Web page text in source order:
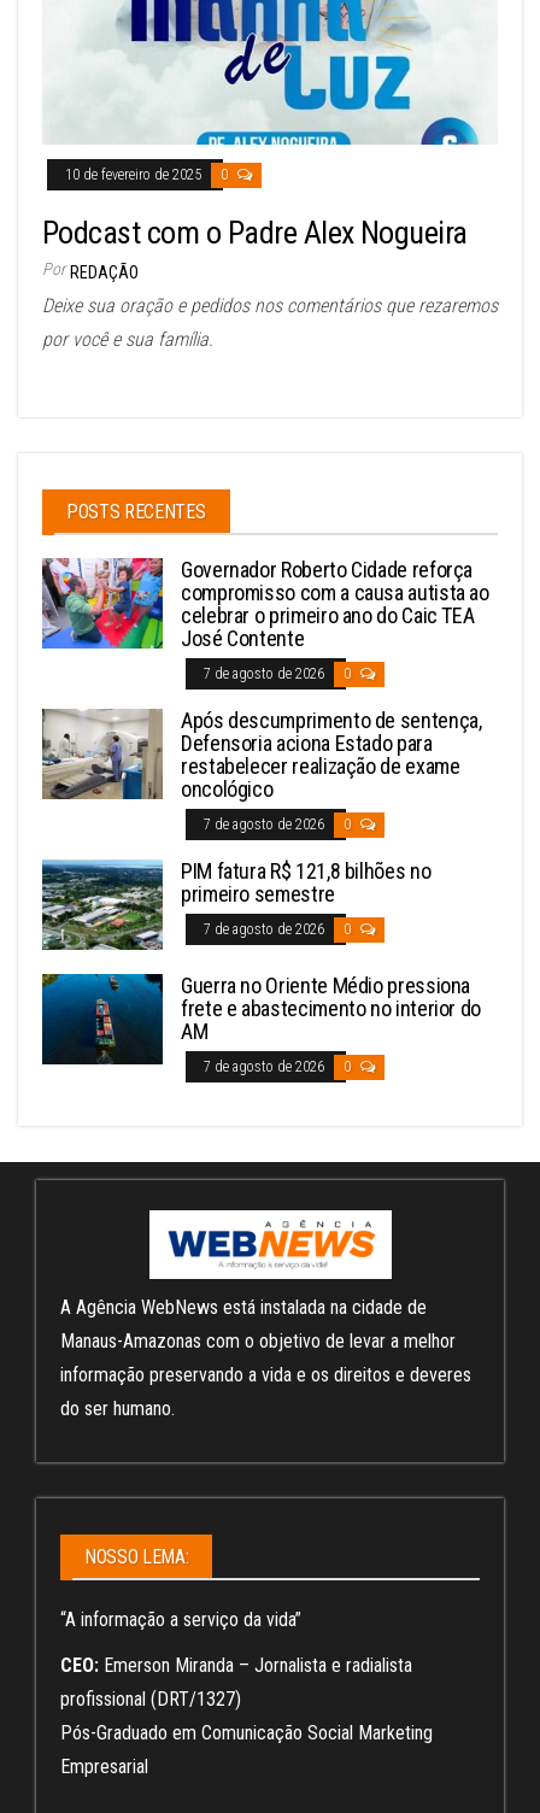
10 de fevereiro de 2025 0
Podcast com o Padre Alex Nogueira
Por REDAÇÃO
Deixe sua oração e pedidos nos comentários que rezaremos
por você e sua família.
POSTS RECENTES
Governador Roberto Cidade reforça
compromisso com a causa autista ao
celebrar o primeiro ano do Caic TEA
José Contente
7 de agosto de 2026 0
Após descumprimento de sentença,
Defensoria aciona Estado para
restabelecer realização de exame
oncológico
7 de agosto de 2026 0
PIM fatura R$ 121,8 bilhões no
primeiro semestre
7 de agosto de 2026 0
Guerra no Oriente Médio pressiona
frete e abastecimento no interior do
AM
7 de agosto de 2026 0
A Agência WebNews está instalada na cidade de
Manaus-Amazonas com o objetivo de levar a melhor
informação preservando a vida e os direitos e deveres
do ser humano.
NOSSO LEMA:
“A informação a serviço da vida”
CEO: Emerson Miranda – Jornalista e radialista
profissional (DRT/1327)
Pós-Graduado em Comunicação Social Marketing
Empresarial